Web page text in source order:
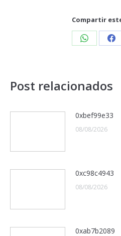
Compartir
Post relacionados
0xbef99e33
08/08/2026
0xc98c4943
08/08/2026
0xab7b2089